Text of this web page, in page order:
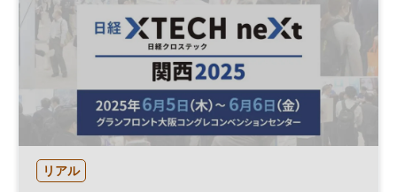
展示会 DX フランチャイズ・ショー 参加無料
企業経営
リアル